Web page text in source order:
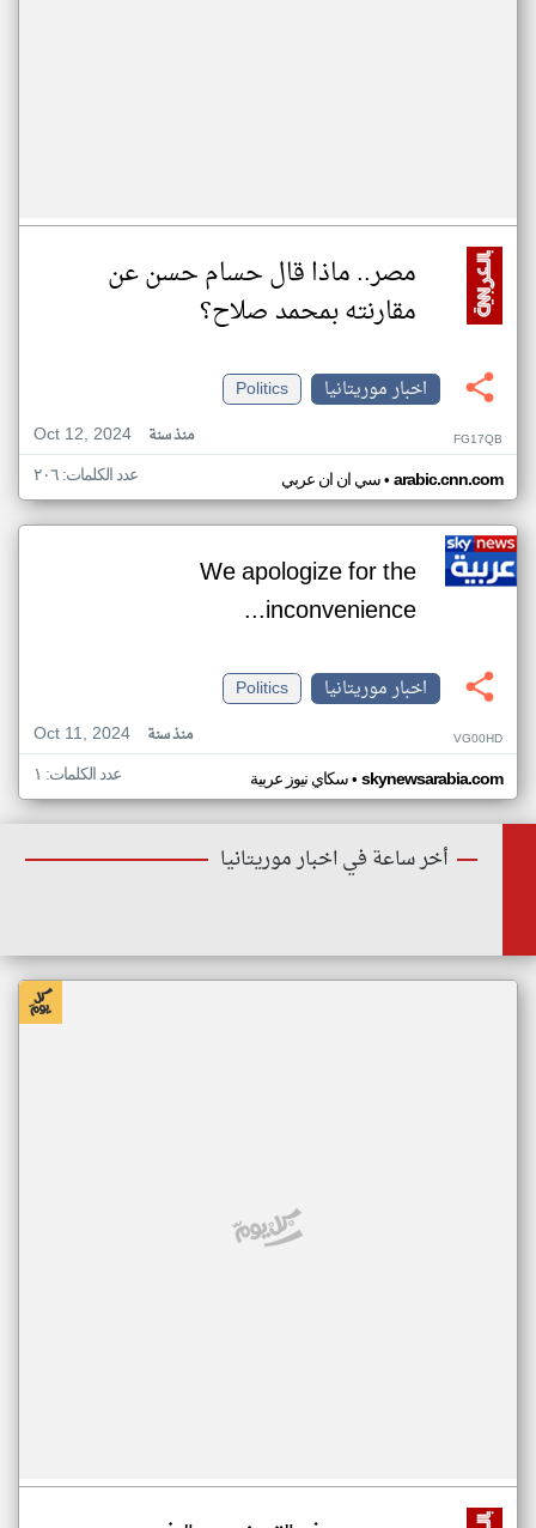
مصر.. ماذا قال حسام حسن عن
مقارنته بمحمد صلاح؟
اخبار موريتانيا
Politics
Oct 12, 2024
منذ سنة FG17QB
سي ان ان عربي• arabic.cnn.com عدد الكلمات: ٢٠٦
We apologize for the
inconvenience...
اخبار موريتانيا
Politics
Oct 11, 2024
منذ سنة VG00HD
سكاي نيوز عربية• skynewsarabia.com عدد الكلمات: ١
أخر ساعة في اخبار موريتانيا